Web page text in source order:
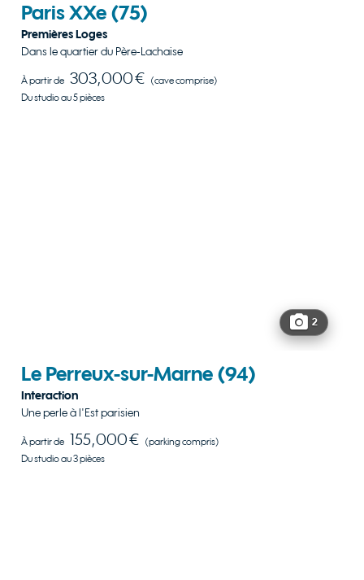
Paris XXe (75)
Premières Loges
Dans le quartier du Père-Lachaise
À partir de 303,000 € (cave comprise)
Du studio au 5 pièces
2
Le Perreux-sur-Marne (94)
Interaction
Une perle à l'Est parisien
À partir de 155,000 € (parking compris)
Du studio au 3 pièces